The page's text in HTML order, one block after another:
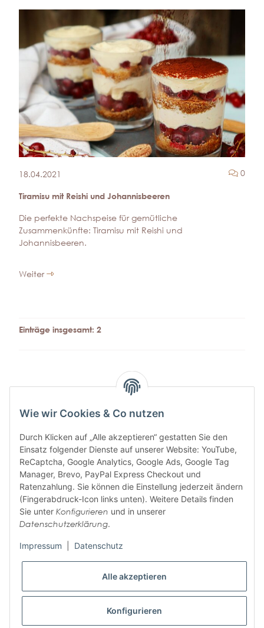
18.04.2021 0
Tiramisu mit Reishi und Johannisbeeren
Die perfekte Nachspeise für gemütliche
Zusammenkünfte: Tiramisu mit Reishi und
Johannisbeeren.
Weiter
Einträge insgesamt: 2
ABONNIEREN SIE UNSEREN
NEWSLETTER
Abonnieren
Bitte senden Sie mir entsprechend Ihrer
jederzeit widerruflich Informationen zu Ihrem Produktsortiment per E-Mail zu.
Informationen
Wie wir Cookies & Co nutzen
Durch Klicken auf „Alle akzeptieren“ gestatten Sie den
Einsatz folgender Dienste auf unserer Website: YouTube,
ReCaptcha, Google Analytics, Google Ads, Google Tag
Manager, Brevo, PayPal Express Checkout und
Ratenzahlung. Sie können die Einstellung jederzeit ändern
(Fingerabdruck-Icon links unten). Weitere Details finden
Sie unter Konfigurieren und in unserer
Datenschutzerklärung.
Impressum Datenschutz
Alle akzeptieren
Konfigurieren